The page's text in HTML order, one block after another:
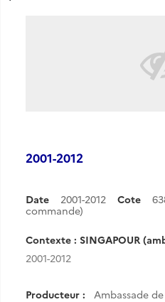
2001-2012
Date 2001-2012 Cote
commande)
Contexte : SINGAPOUR
2001-2012
Producteur : Ambassade